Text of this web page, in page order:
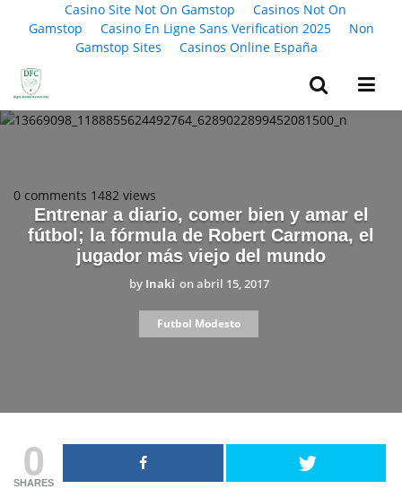
Casino Site Not On Gamstop
Casinos Not On
Gamstop
Casino En Ligne Sans Verification 2025
Non
Gamstop Sites
Casinos Online España
0 comments 1482 views
Entrenar a diario, comer bien y amar el
fútbol; la fórmula de Robert Carmona, el
jugador más viejo del mundo
by Inaki onabril 15, 2017
Futbol Modesto
0
SHARES